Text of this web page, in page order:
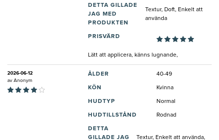
DETTA GILLADE
JAG MED
PRODUKTEN
Textur, Doft, Enkelt att
använda
PRISVÄRD
Lätt att applicera, känns lugnande,
2026-06-12
av Anonym
ÅLDER 40-49
KÖN Kvinna
HUDTYP Normal
HUDTILLSTÅND Rodnad
DETTA
GILLADE JAG
Textur, Enkelt att använda,